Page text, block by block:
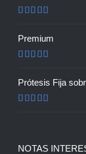
Premium
Prótesis Fija
NOTAS